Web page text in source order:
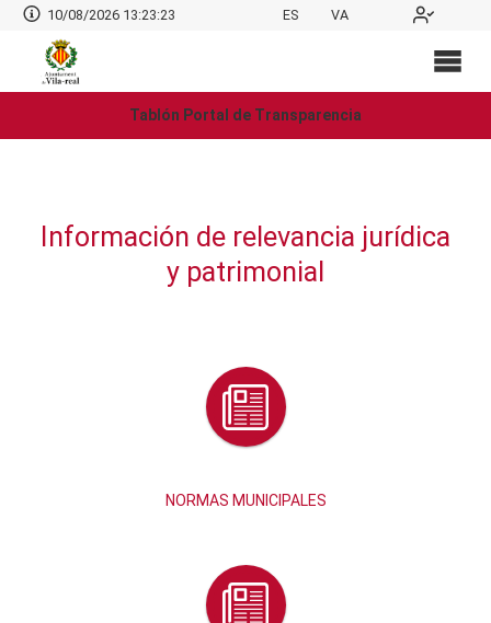
10/08/2026 13:23:24 ES VA
Tablón Portal de Transparencia
y patrimonial
NORMAS MUNICIPALES